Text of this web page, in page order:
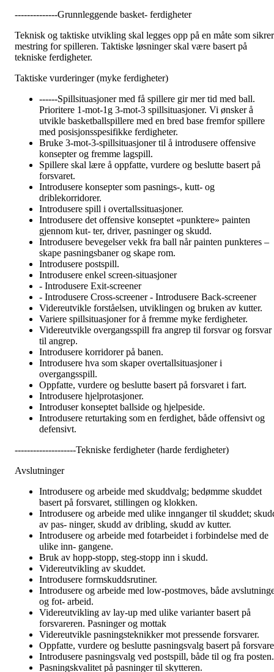
--------------Grunnleggende basket- ferdigheter
Teknisk og taktiske utvikling skal legges opp på en måte som sikrer
mestring for spilleren. Taktiske løsninger skal være basert på
tekniske ferdigheter.
Taktiske vurderinger (myke ferdigheter)
------Spillsituasjoner med få spillere gir mer tid med ball.
Prioritere 1-mot-1g 3-mot-3 spillsituasjoner. Vi ønsker å
utvikle basketballspillere med en bred base fremfor spillere
med posisjonsspesifikke ferdigheter.
Bruke 3-mot-3-spillsituasjoner til å introdusere offensive
konsepter og fremme lagspill.
Spillere skal lære å oppfatte, vurdere og beslutte basert på
forsvaret.
Introdusere konsepter som pasnings-, kutt- og
driblekorridorer.
Introdusere spill i overtallssituasjoner.
Introdusere det offensive konseptet «punktere» painten
gjennom kut- ter, driver, pasninger og skudd.
Introdusere bevegelser vekk fra ball når painten punkteres –
skape pasningsbaner og skape rom.
Introdusere postspill.
Introdusere enkel screen-situasjoner
- Introdusere Exit-screener
- Introdusere Cross-screener - Introdusere Back-screener
Videreutvikle forståelsen, utviklingen og bruken av kutter.
Variere spillsituasjoner for å fremme myke ferdigheter.
Videreutvikle overgangsspill fra angrep til forsvar og forsvar
til angrep.
Introdusere korridorer på banen.
Introdusere hva som skaper overtallsituasjoner i
overgangsspill.
Oppfatte, vurdere og beslutte basert på forsvaret i fart.
Introdusere hjelprotasjoner.
Introduser konseptet ballside og hjelpeside.
Introdusere returtaking som en ferdighet, både offensivt og
defensivt.
--------------------Tekniske ferdigheter (harde ferdigheter)
Avslutninger
Introdusere og arbeide med skuddvalg; bedømme skuddet
basert på forsvaret, stillingen og klokken.
Introdusere og arbeide med ulike innganger til skuddet;
av pas- ninger, skudd av dribling, skudd av kutter.
Introdusere og arbeide med fotarbeidet i forbindelse med de
ulike inn- gangene.
Bruk av hopp-stopp, steg-stopp inn i skudd.
Videreutvikling av skuddet.
Introdusere formskuddsrutiner.
Introdusere og arbeide med low-postmoves, både
og fot- arbeid.
Videreutvikling av lay-up med ulike varianter basert på
forsvareren. Pasninger og mottak
Videreutvikle pasningsteknikker mot pressende forsvarer.
Oppfatte, vurdere og beslutte pasningsvalg basert på
Introdusere pasningsvalg ved postspill, både til og fra posten.
Pasningskvalitet på pasninger til skytteren.